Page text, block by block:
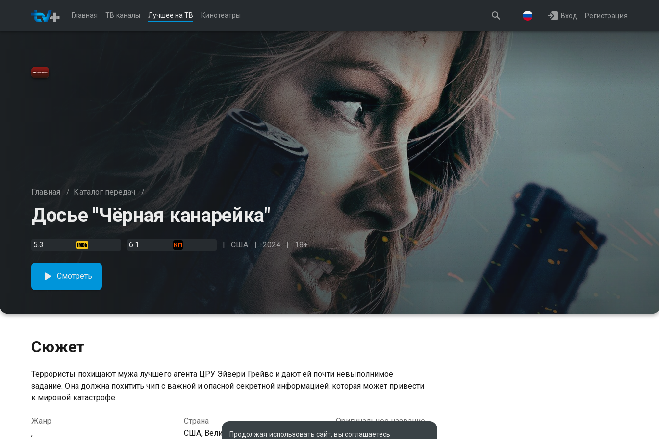
Главная ТВ каналы Лучшее на ТВ Кинотеатры Вход Регистрация
Главная / Каталог передач /
Досье "Чёрная канарейка"
5.3 6.1 США 2024 18+
Смотреть
Сюжет
Террористы похищают мужа лучшего агента ЦРУ Эйвери Грейвс и дают ей почти невыполнимое
задание. Она должна похитить чип с важной и опасной секретной информацией, которая может привести
к мировой катастрофе
Жанр
,
Страна
США, Великобритания, Хорватия
Оригинальное название
Canary Black
Продолжая использовать сайт, вы соглашаетесь